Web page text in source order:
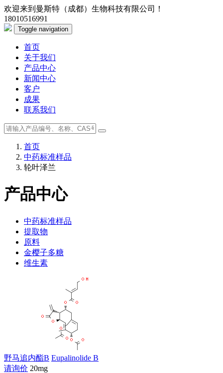
欢迎来到曼斯特（成都）生物科技有限公司！
18010516991
Toggle navigation
首页
关于我们
产品中心
新闻中心
客户
成果
联系我们
首页
中药标准样品
轮叶泽兰
产品中心
中药标准样品
提取物
原料
金樱子多糖
维生素
野马追内酯B Eupalinolide B
请询价 20mg